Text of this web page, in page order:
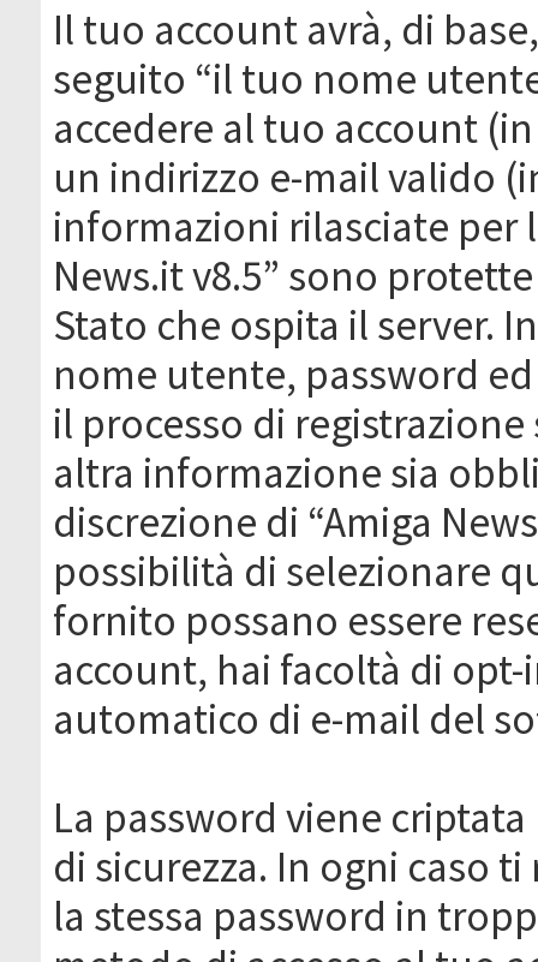
Il tuo account avrà, di
seguito “il tuo nome
accedere al tuo account
un indirizzo e-mail valido
informazioni rilasciate per
News.it v8.5” sono
Stato che ospita il server.
nome utente, password
il processo di registrazione
altra informazione sia
discrezione di “Amiga
possibilità di selezionare
fornito possano essere
account, hai facoltà di
automatico di e-mail del
La password viene
di sicurezza. In ogni caso
la stessa password in